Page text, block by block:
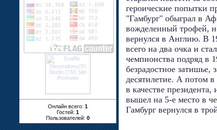
Онлайн всего: 1
Гостей: 1
Пользователей: 0
героические попытки
"Гамбург" обыграл в
вожделенный трофей,
вернулся в Англию. В
всего на два очка и
чемпионства подряд в
безрадостное затишье,
десятилетие. А потом
в качестве
вышел на 5-е место в
Гамбург вернулся в